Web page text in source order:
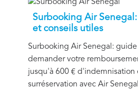
Surbooking Air
et conseils utiles
Surbooking Air Senegal:
demander votre
jusqu'à 600 € d'indemnisation
surréservation avec Air